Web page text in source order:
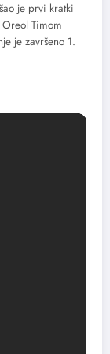
je prvi kratki
Timom
je završeno 1.